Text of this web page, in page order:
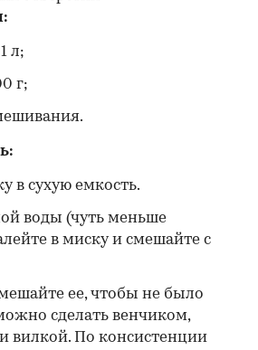
л;
г;
в сухую емкость.
воды (чуть меньше
в миску и смешайте с
ее, чтобы не было
сделать венчиком,
вилкой. По консистенции